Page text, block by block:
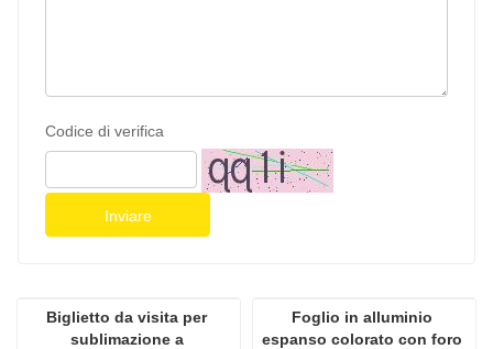
Codice di verifica
Inviare
Biglietto da visita per
sublimazione a
Foglio in alluminio
espanso colorato con foro